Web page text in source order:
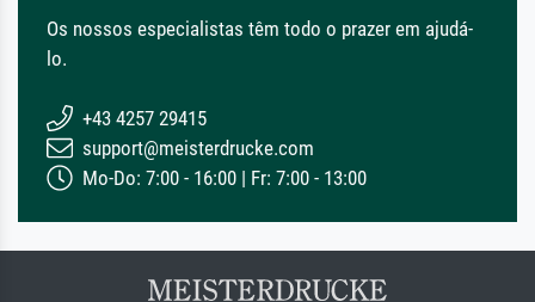
Os nossos especialistas têm todo o prazer em ajudá-
lo.
+43 4257 29415
support@meisterdrucke.com
Mo-Do: 7:00 - 16:00 | Fr: 7:00 - 13:00